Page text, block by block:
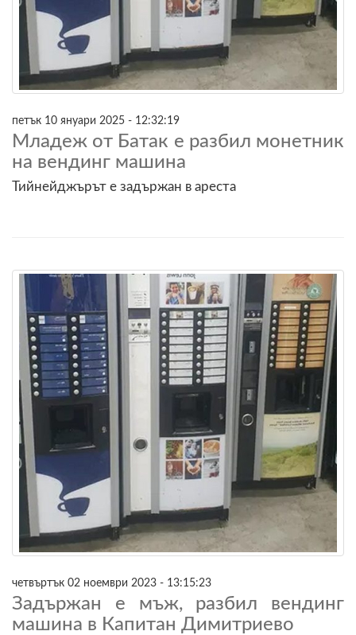
петък 10 януари 2025 - 12:32:19
Младеж от Батак е разбил монетник
на вендинг машина
Тийнейджърът е задържан в ареста
четвъртък 02 ноември 2023 - 13:15:23
Задържан е мъж, разбил вендинг
машина в Капитан Димитриево